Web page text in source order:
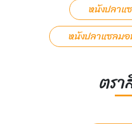
หนังปลาแ
หนังปลาแซลม
ตร